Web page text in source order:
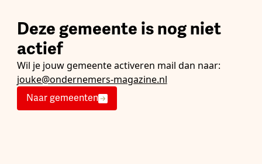
Deze gemeente is nog niet
actief
Wil je jouw gemeente activeren mail dan naar:
jouke@ondernemers-magazine.nl
Naar gemeenten